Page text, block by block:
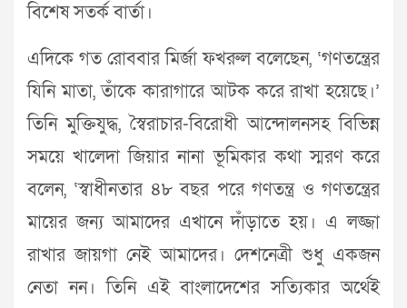
বিশেষ সতর্ক বার্তা।
এদিকে গত রোববার মির্জা ফখরুল বলেছেন, ‘গণতন্ত্রের
যিনি মাতা, তাঁকে কারাগারে আটক করে রাখা হয়েছে।’
তিনি মুক্তিযুদ্ধ, স্বৈরাচার-বিরোধী আন্দোলনসহ বিভিন্ন
সময়ে খালেদা জিয়ার নানা ভূমিকার কথা স্মরণ করে
বলেন, ‘স্বাধীনতার ৪৮ বছর পরে গণতন্ত্র ও গণতন্ত্রের
মায়ের জন্য আমাদের এখানে দাঁড়াতে হয়। এ লজ্জা
রাখার জায়গা নেই আমাদের। দেশনেত্রী শুধু একজন
নেতা নন। তিনি এই বাংলাদেশের সত্যিকার অর্থেই